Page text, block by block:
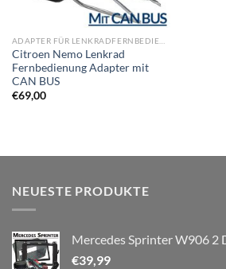
Citroen Nemo Lenkrad
Fernbedienung Adapter mit
CAN BUS
€69,00
NEUESTE PRODUKTE
Mercedes Sprinter W906 2
€39,99